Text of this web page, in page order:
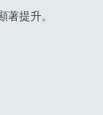
提升。